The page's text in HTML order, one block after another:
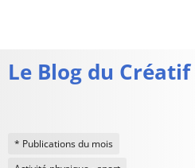
Le Blog du Créatif
* Publications du mois